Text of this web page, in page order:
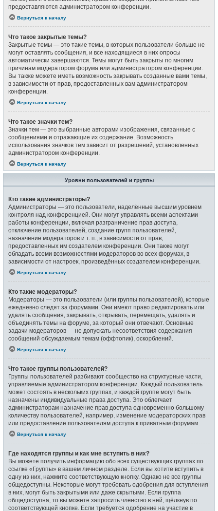
предоставляются администратором конференции.
Вернуться к началу
Что такое закрытые темы?
Закрытые темы — это такие темы, в которых пользователи больше не
могут оставлять сообщения, и все находящиеся в них опросы
автоматически завершаются. Темы могут быть закрыты по многим
причинам модератором форума или администратором конференции.
Вы также можете иметь возможность закрывать созданные вами темы,
в зависимости от прав, предоставленных вам администратором
конференции.
Вернуться к началу
Что такое значки тем?
Значки тем — это выбранные авторами изображения, связанные с
сообщениями и отражающие их содержание. Возможность
использования значков тем зависит от разрешений, установленных
администратором конференции.
Вернуться к началу
Уровни пользователей и группы
Кто такие администраторы?
Администраторы — это пользователи, наделённые высшим уровнем
контроля над конференцией. Они могут управлять всеми аспектами
работы конференции, включая разграничение прав доступа,
отключение пользователей, создание групп пользователей,
назначение модераторов и т. п., в зависимости от прав,
предоставленных им создателем конференции. Они также могут
обладать всеми возможностями модераторов во всех форумах, в
зависимости от настроек, произведённых создателем конференции.
Вернуться к началу
Кто такие модераторы?
Модераторы — это пользователи (или группы пользователей), которые
ежедневно следят за форумами. Они имеют право редактировать или
удалять сообщения, закрывать, открывать, перемещать, удалять и
объединять темы на форуме, за который они отвечают. Основные
задачи модераторов — не допускать несоответствия содержания
сообщений обсуждаемым темам (оффтопик), оскорблений.
Вернуться к началу
Что такое группы пользователей?
Группы пользователей разбивают сообщество на структурные части,
управляемые администратором конференции. Каждый пользователь
может состоять в нескольких группах, и каждой группе могут быть
назначены индивидуальные права доступа. Это облегчает
администраторам назначение прав доступа одновременно большому
количеству пользователей, например, изменение модераторских прав
или предоставление пользователям доступа к приватным форумам.
Вернуться к началу
Где находятся группы и как мне вступить в них?
Вы можете получить информацию обо всех существующих группах по
ссылке «Группы» в вашем личном разделе. Если вы хотите вступить в
одну из них, нажмите соответствующую кнопку. Однако не все группы
общедоступны. Некоторые могут требовать одобрения для вступления
в них, могут быть закрытыми или даже скрытыми. Если группа
общедоступна, то вы можете запросить членство в ней, щёлкнув по
соответствующей кнопке. Если требуется одобрение на участие в